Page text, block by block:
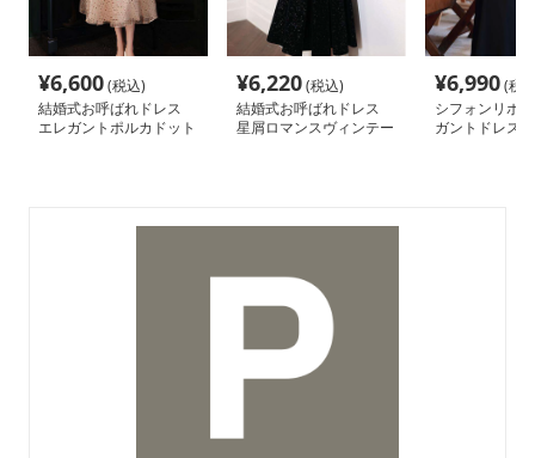
¥6,600(税込)
結婚式お呼ばれドレス
エレガントポルカドット
¥6,220(税込)
結婚式お呼ばれドレス
星屑ロマンスヴィンテー
¥6,990(税
シフォンリボ
ガントドレス